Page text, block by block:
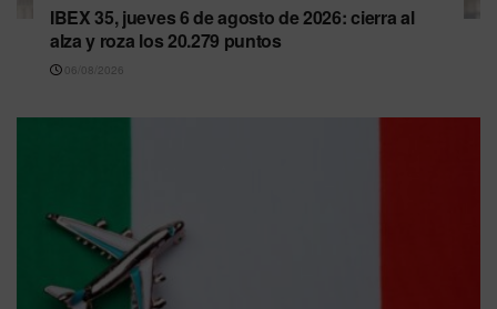
IBEX 35, jueves 6 de agosto de 2026: cierra al
alza y roza los 20.279 puntos
06/08/2026